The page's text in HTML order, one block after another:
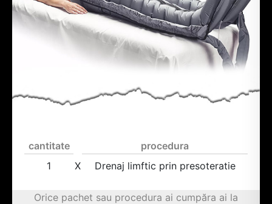
cantitate
procedura
1
X Drenaj limftic prin presoteratie
Orice pachet sau procedura ai cumpăra ai la